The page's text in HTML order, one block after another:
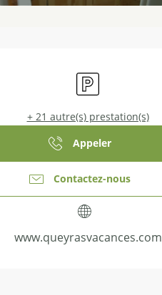
Parking
+ 21 autre(s) prestation(s)
Appeler
Contactez-nous
www.queyrasvacances.com